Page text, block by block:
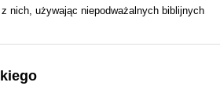
nich, używając niepodważalnych biblijnych